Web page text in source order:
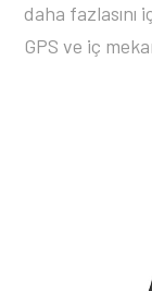
daha
GPS ve iç